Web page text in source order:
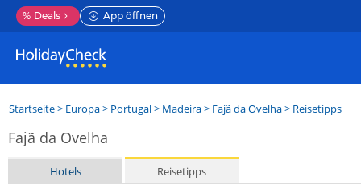
% Deals App öffnen
Startseite> Europa> Portugal> Madeira> Fajã da Ovelha> Reisetipps
Fajã da Ovelha
Hotels Reisetipps